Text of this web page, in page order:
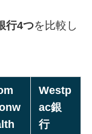
行4つを比較し
Westp
ac銀
行